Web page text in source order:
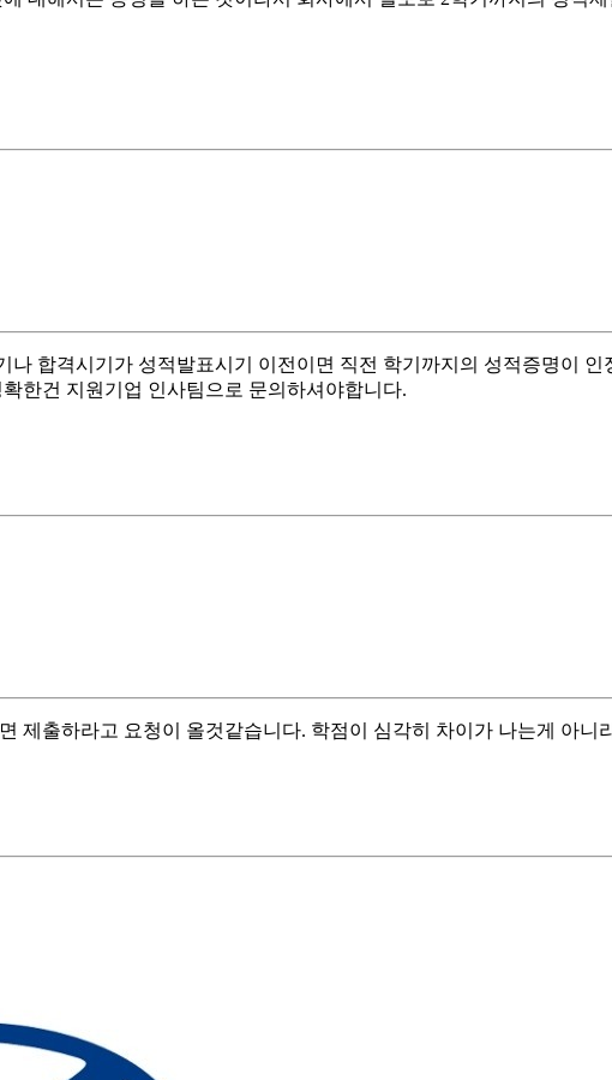
합격시기가 성적발표시기 이전이면 직전 학기까지의 성적증명이
한건 지원기업 인사팀으로 문의하셔야합니다.
제출하라고 요청이 올것같습니다. 학점이 심각히 차이가 나는게 아니